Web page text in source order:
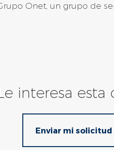
Onet, un grupo de
interesa esta
Enviar mi solicitud